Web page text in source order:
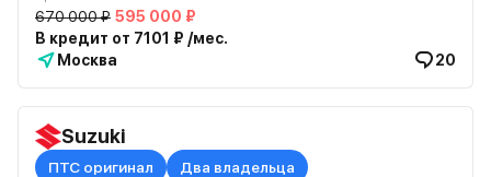
670 000 ₽ 595 000 ₽
В кредит от 7101 ₽ /мес.
Москва
20
Suzuki
ПТС оригинал Два владельца